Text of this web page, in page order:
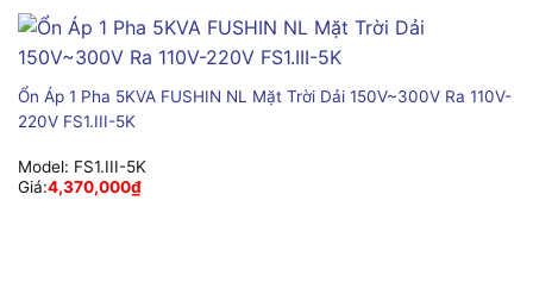
Ổn Áp 1 Pha 5KVA FUSHIN NL Mặt Trời Dải 150V~300V Ra 110V-
220V FS1.III-5K
Model: FS1.III-5K
Giá:4,370,000₫